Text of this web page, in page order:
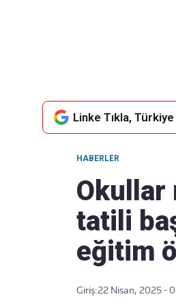
Linke Tıkla,
HABERLER
Okullar
tatili
eğitim
Giriş:22 Nisan, 2025 -